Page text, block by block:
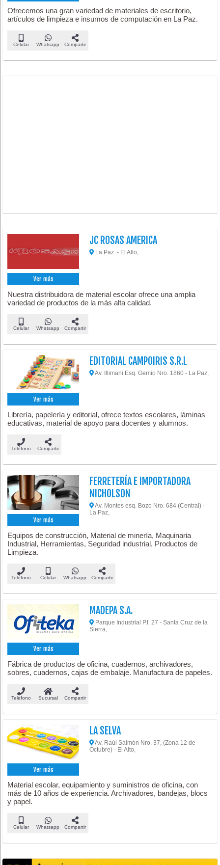
Ofrecemos una gran variedad de materiales de escritorio,
artículos de limpieza e insumos de computación en La Paz.
Celular Whatsapp Compartir
Ver más
JC ROSAS AMERICA
La Paz. - El Alto,
Nuestra distribuidora de material escolar ofrece una amplia
variedad de productos de la más alta calidad.
Celular Whatsapp Compartir
Ver más
EDITORIAL CAMPOIRIS S.R.L
Av. Illimani Esq. Gemio Nro. 1860 - La Paz,
Librería, papelería y editorial, ofrece textos escolares, láminas
educativas, material de apoyo para docentes y alumnos.
Teléfono Compartir
Ver más
FERRETERÍA E IMPORTADORA
NICHOLSON
Av. Montes esq. Bozo Nro. 684 (Central) -
La Paz,
Equipos de construcción, Material de minería, Maquinaria
Industrial, Herramientas, Seguridad industrial, Productos de
Limpieza.
Teléfono Celular Whatsapp Compartir
Ver más
MADEPA S.A.
Parque Industrial P.I. 27 - Santa Cruz de la
Sierra,
Fábrica de productos de oficina, cuadernos, archivadores,
sobres, cuadernos, cajas de embalaje. Manufactura de papeles.
Teléfono Sucursal Compartir
Ver más
LA SELVA
Av. Raúl Salmón Nro. 37, (Zona 12 de
Octubre) - El Alto,
Material escolar, equipamiento y suministros de oficina, con
más de 10 años de experiencia. Archivadores, bandejas, blocs
y papel.
Celular Whatsapp Compartir